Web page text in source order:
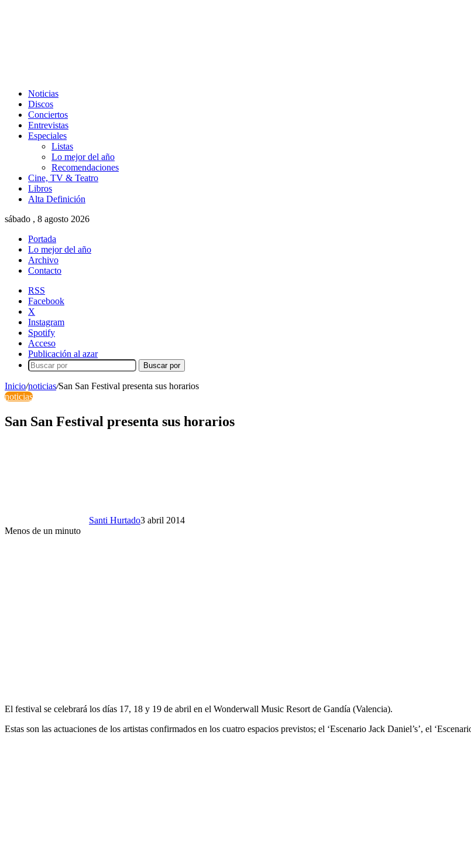
Noticias
Discos
Conciertos
Entrevistas
Especiales
Listas
Lo mejor del año
Recomendaciones
Cine, TV & Teatro
Libros
Alta Definición
sábado , 8 agosto 2026
Portada
Lo mejor del año
Archivo
Contacto
RSS
Facebook
X
Instagram
Spotify
Acceso
Publicación al azar
Buscar por
Inicio/noticias/San San Festival presenta sus horarios
noticias
San San Festival presenta sus horarios
Santi Hurtado3 abril 2014
Menos de un minuto
El festival se celebrará los días 17, 18 y 19 de abril en el Wonderwall Music Resort de Gandía (Valencia).
Estas son las actuaciones de los artistas confirmados en los cuatro espacios previstos; el ‘Escenario Jack Daniel’s’, el